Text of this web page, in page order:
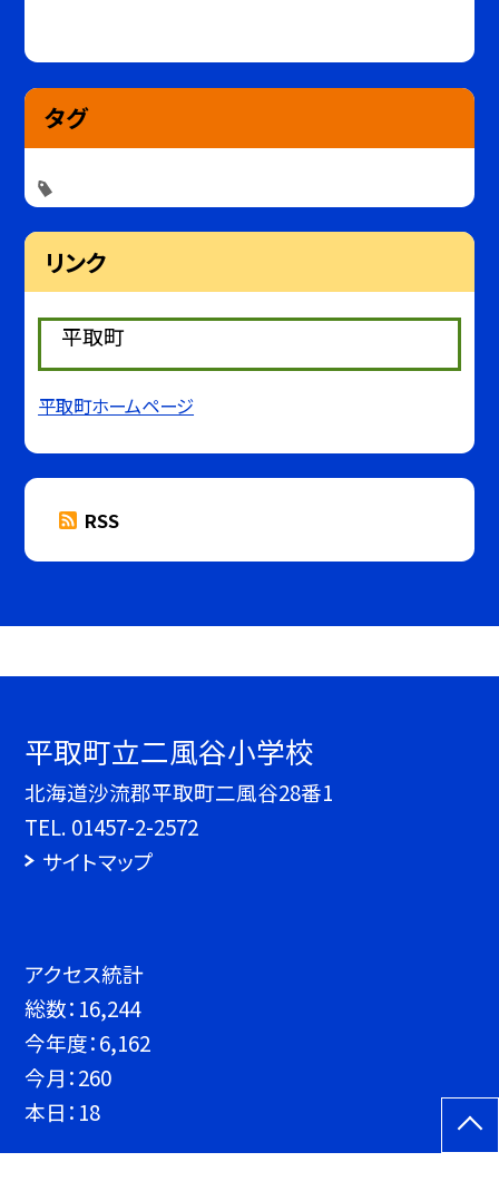
タグ
リンク
平取町
平取町ホームページ
RSS
平取町立二風谷小学校
北海道沙流郡平取町二風谷28番1
TEL. 01457-2-2572
サイトマップ
アクセス統計
総数： 16,244
今年度：6,162
今月：260
本日： 18